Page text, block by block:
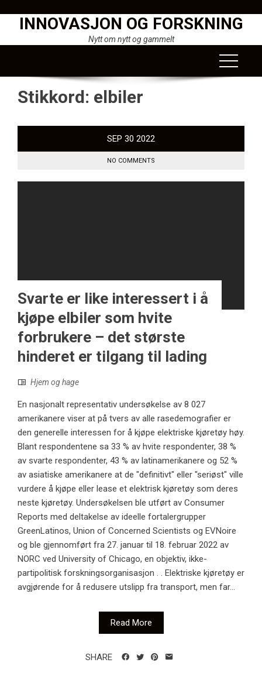
INNOVASJON OG FORSKNING
Nytt om nytt og gammelt
Stikkord: elbiler
SEP 30 2022
NO COMMENTS
Svarte er like interessert i å
kjøpe elbiler som hvite
forbrukere – det største
hinderet er tilgang til lading
Hjem og hage
En nasjonalt representativ undersøkelse av 8 027
amerikanere viser at på tvers av alle rasedemografier er
den generelle interessen for å kjøpe elektriske kjøretøy høy.
Blant respondentene sa 33 % av hvite respondenter, 38 %
av svarte respondenter, 43 % av latinamerikanere og 52 %
av asiatiske amerikanere at de "definitivt" eller "seriøst" ville
vurdere å kjøpe eller lease et elektrisk kjøretøy som deres
neste kjøretøy. Undersøkelsen ble utført av Consumer
Reports med deltakelse av ideelle fortalergrupper
GreenLatinos, Union of Concerned Scientists og EVNoire
og ble gjennomført fra 27. januar til 18. februar 2022 av
NORC ved University of Chicago, en objektiv, ikke-
partipolitisk forskningsorganisasjon . . Elektriske kjøretøy er
avgjørende for å redusere utslipp fra transport, men far...
Read More
SHARE